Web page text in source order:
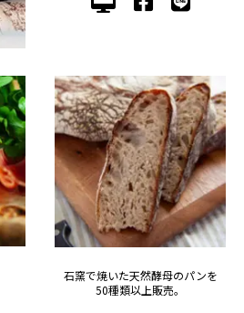
石窯で焼いた天然酵母のパンを
50種類以上販売。